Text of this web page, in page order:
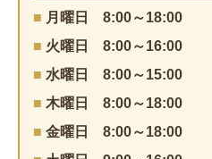
■ 月曜日 8:00～18:00
■ 火曜日 8:00～16:00
■ 水曜日 8:00～15:00
■ 木曜日 8:00～18:00
■ 金曜日 8:00～18:00